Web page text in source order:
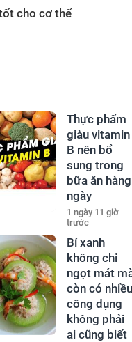
cho cơ thể
Thực phẩm
giàu vitamin
B nên bổ
sung trong
bữa ăn hàng
ngày
1 ngày 11 giờ
trước
Bí xanh
không chỉ
ngọt mát
còn có nhiều
công dụng
không phải
ai cũng biết